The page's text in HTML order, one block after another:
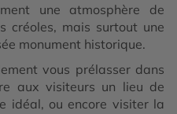
une atmosphère de
créoles, mais surtout une
monument historique.
vous prélasser dans
aux visiteurs un lieu de
idéal, ou encore visiter la